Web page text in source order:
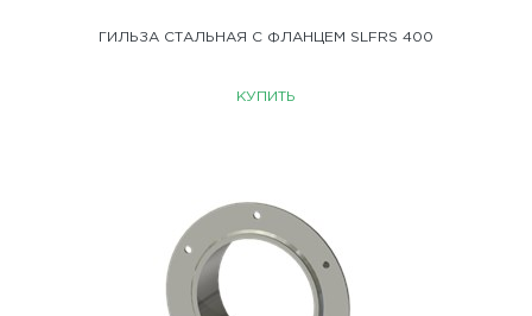
ГИЛЬЗА СТАЛЬНАЯ С ФЛАНЦЕМ SLFRS 400
КУПИТЬ